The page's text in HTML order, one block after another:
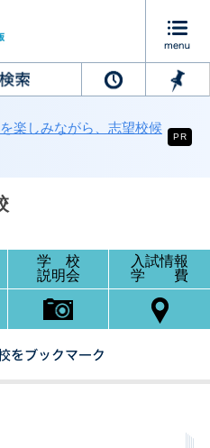
楽しみながら、志望校候
PR
学 校
説明会
入試情報
学 費